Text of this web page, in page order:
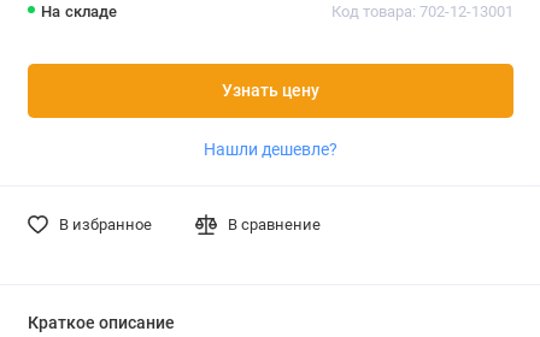
На складе Код товара: 702-12-13001
Узнать цену
Нашли дешевле?
В избранное В сравнение
Краткое описание